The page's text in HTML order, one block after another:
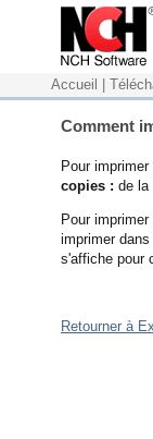
Accueil
Comment
Pour
copies : de la
Pour
imprimer
s'affiche pour
Retourner à